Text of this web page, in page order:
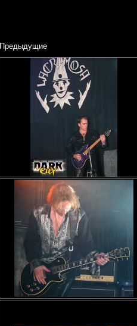
Предыдущие